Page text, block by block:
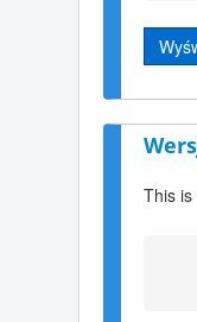
This